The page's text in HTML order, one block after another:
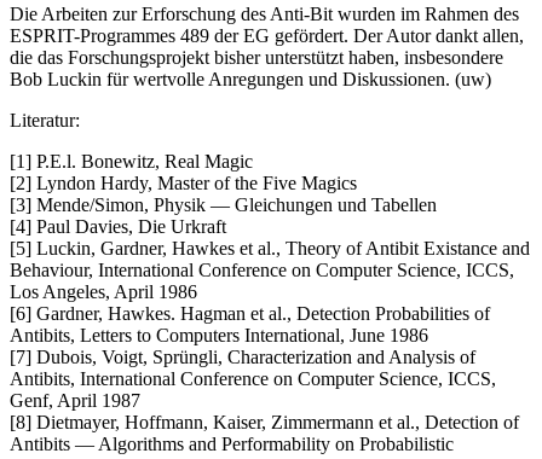
Die Arbeiten zur Erforschung des Anti-Bit wurden im Rahmen des
ESPRIT-Programmes 489 der EG gefördert. Der Autor dankt allen,
die das Forschungsprojekt bisher unterstützt haben, insbesondere
Bob Luckin für wertvolle Anregungen und Diskussionen. (uw)
Literatur:
[1] P.E.l. Bonewitz, Real Magic
[2] Lyndon Hardy, Master of the Five Magics
[3] Mende/Simon, Physik — Gleichungen und Tabellen
[4] Paul Davies, Die Urkraft
[5] Luckin, Gardner, Hawkes et al., Theory of Antibit Existance and
Behaviour, International Conference on Computer Science, ICCS,
Los Angeles, April 1986
[6] Gardner, Hawkes. Hagman et al., Detection Probabilities of
Antibits, Letters to Computers International, June 1986
[7] Dubois, Voigt, Sprüngli, Characterization and Analysis of
Antibits, International Conference on Computer Science, ICCS,
Genf, April 1987
[8] Dietmayer, Hoffmann, Kaiser, Zimmermann et al., Detection of
Antibits — Algorithms and Performability on Probabilistic